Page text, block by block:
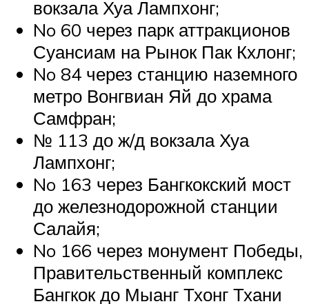
вокзала Хуа Лампхонг;
No 60 через парк аттракционов
Суансиам на Рынок Пак Кхлонг;
No 84 через станцию наземного
метро Вонгвиан Яй до храма
Самфран;
№ 113 до ж/д вокзала Хуа
Лампхонг;
No 163 через Бангкокский мост
до железнодорожной станции
Салайя;
No 166 через монумент Победы,
Правительственный комплекс
Бангкок до Мыанг Тхонг Тхани